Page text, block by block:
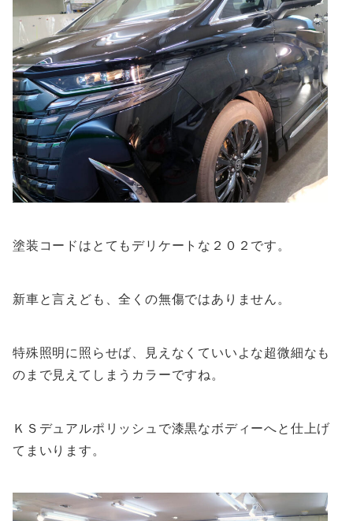
塗装コードはとてもデリケートな２０２です。
新車と言えども、全くの無傷ではありません。
特殊照明に照らせば、見えなくていいよな超微細なも
のまで見えてしまうカラーですね。
ＫＳデュアルポリッシュで漆黒なボディーへと仕上げ
てまいります。